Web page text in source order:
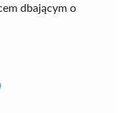
dbającym o